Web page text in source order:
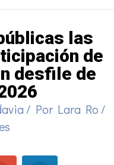
las
de
desfile de
/ Por Lara Ro /